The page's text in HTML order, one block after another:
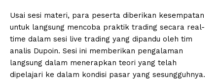
Usai sesi materi, para peserta diberikan kesempatan
untuk langsung mencoba praktik trading secara real-
time dalam sesi live trading yang dipandu oleh tim
analis Dupoin. Sesi ini memberikan pengalaman
langsung dalam menerapkan teori yang telah
dipelajari ke dalam kondisi pasar yang sesungguhnya.